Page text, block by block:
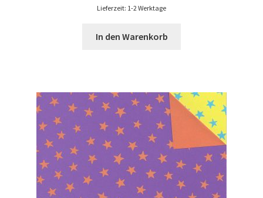
Lieferzeit: 1-2 Werktage
In den Warenkorb